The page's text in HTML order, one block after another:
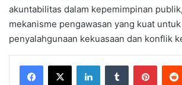
akuntabilitas dalam kepemimpinan
mekanisme pengawasan yang kuat
penyalahgunaan kekuasaan dan konflik
LinkedInTumblr